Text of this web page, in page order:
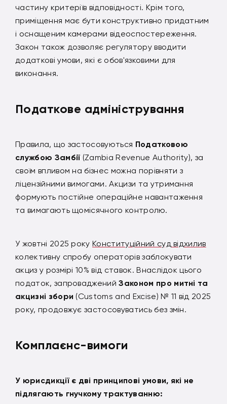
частину критеріїв відповідності. Крім того,
приміщення має бути конструктивно придатним
і оснащеним камерами відеоспостереження.
Закон також дозволяє регулятору вводити
додаткові умови, які є обов'язковими для
виконання.
Податкове адміністрування
Правила, що застосовуються Податковою
службою Замбії (Zambia Revenue Authority), за
своїм впливом на бізнес можна порівняти з
ліцензійними вимогами. Акцизи та утримання
формують постійне операційне навантаження
та вимагають щомісячного контролю.
У жовтні 2025 рокуКонституційний суд відхилив
колективну спробу операторів заблокувати
акциз у розмірі 10% від ставок. Внаслідок цього
податок, запровадженийЗаконом про митні та
акцизні збори (Customs and Excise) № 11 від 2025
року, продовжує застосовуватись без змін.
Комплаєнс-вимоги
У юрисдикції є дві принципові умови, які не
підлягають гнучкому трактуванню: